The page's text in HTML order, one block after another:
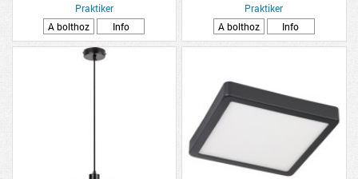
Praktiker
A bolthoz
Info
Praktiker
A bolthoz
Info